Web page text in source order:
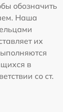
обозначить
Наша
их
в
со ст.